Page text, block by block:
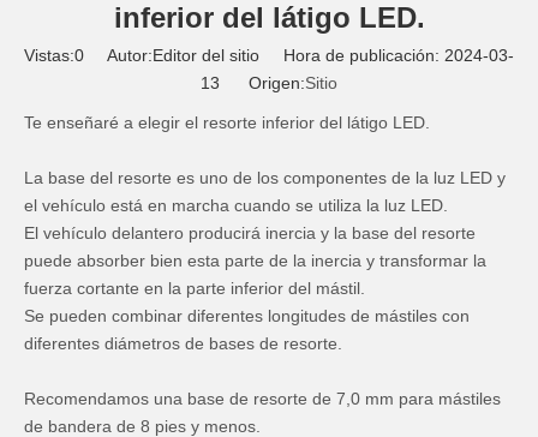
inferior del látigo LED.
Vistas:0 Autor:Editor del sitio Hora de publicación: 2024-03-
13 Origen:Sitio
Te enseñaré a elegir el resorte inferior del látigo LED.
La base del resorte es uno de los componentes de la luz LED y
el vehículo está en marcha cuando se utiliza la luz LED.
El vehículo delantero producirá inercia y la base del resorte
puede absorber bien esta parte de la inercia y transformar la
fuerza cortante en la parte inferior del mástil.
Se pueden combinar diferentes longitudes de mástiles con
diferentes diámetros de bases de resorte.
Recomendamos una base de resorte de 7,0 mm para mástiles
de bandera de 8 pies y menos.